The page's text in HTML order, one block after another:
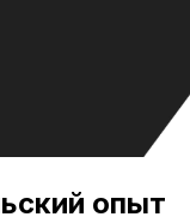
опыт